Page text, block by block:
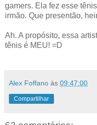
gamers. Ela fez esse
irmão. Que presentão,
Ah. A propósito, essa
tênis é MEU! =D
Alex Foffano às 09:47:00
Compartilhar